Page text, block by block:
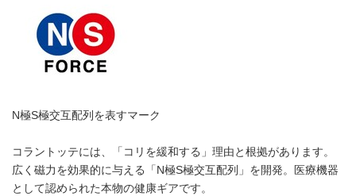
N極S極交互配列を表すマーク
コラントッテには、「コリを緩和する」理由と根拠があります。
広く磁力を効果的に与える「N極S極交互配列」を開発。医療機器
として認められた本物の健康ギアです。